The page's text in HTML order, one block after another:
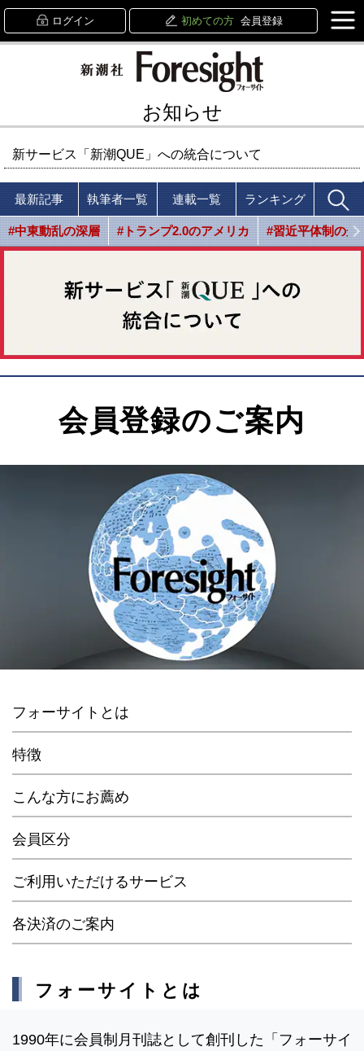
ログイン 初めての方 会員登録
お知らせ
新サービス「新潮QUE」への統合について
最新記事 執筆者一覧 連載一覧 ランキング
#中東動乱の深層 #トランプ2.0のアメリカ #習近平体制の光
会員登録のご案内
フォーサイトとは
特徴
こんな方にお薦め
会員区分
ご利用いただけるサービス
各決済のご案内
フォーサイトとは
1990年に会員制月刊誌として創刊した「フォーサイ